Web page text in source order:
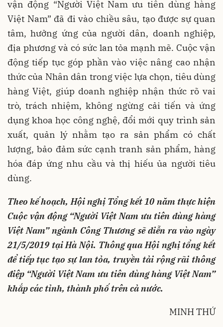
vận động “Người Việt Nam ưu tiên dùng hàng
Việt Nam” đã đi vào chiều sâu, tạo được sự quan
tâm, hưởng ứng của người dân, doanh nghiệp,
địa phương và có sức lan tỏa mạnh mẽ. Cuộc vận
động tiếp tục góp phần vào việc nâng cao nhận
thức của Nhân dân trong việc lựa chọn, tiêu dùng
hàng Việt, giúp doanh nghiệp nhận thức rõ vai
trò, trách nhiệm, không ngừng cải tiến và ứng
dụng khoa học công nghệ, đổi mới quy trình sản
xuất, quản lý nhằm tạo ra sản phẩm có chất
lượng, bảo đảm sức cạnh tranh sản phẩm, hàng
hóa đáp ứng nhu cầu và thị hiếu ủa người tiêu
dùng.
Theo kế hoạch, Hội nghị Tổng kết 10 năm thực hiện
Cuộc vận động “Người Việt Nam ưu tiên dùng hàng
Việt Nam” ngành Công Thương sẽ diễn ra vào ngày
21/5/2019 tại Hà Nội. Thông qua Hội nghị tổng kết
để tiếp tục tạo sự lan tỏa, truyền tải rộng rãi thông
điệp “Người Việt Nam ưu tiên dùng hàng Việt Nam”
khắp các tỉnh, thành phố trên cả nước.
MINH THỨ